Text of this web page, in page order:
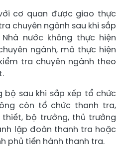
cơ quan được giao thực
chuyên ngành sau khi sắp
nước không thực hiện
ngành, mà thực hiện
tra chuyên ngành theo
bộ sau khi sắp xếp tổ chức
còn tổ chức thanh tra,
bộ trưởng, thủ trưởng
lập đoàn thanh tra hoặc
phủ tiến hành thanh tra.